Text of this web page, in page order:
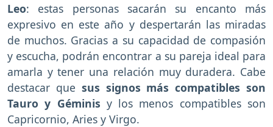
Leo: estas personas sacarán su encanto más
expresivo en este año y despertarán las miradas
de muchos. Gracias a su capacidad de compasión
y escucha, podrán encontrar a su pareja ideal para
amarla y tener una relación muy duradera. Cabe
destacar que sus signos más compatibles son
Tauro y Géminis y los menos compatibles son
Capricornio, Aries y Virgo.